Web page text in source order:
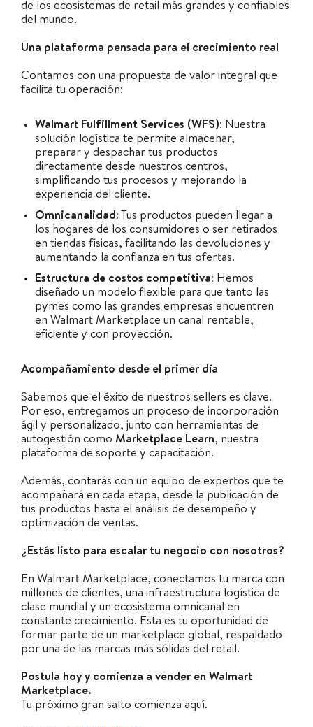
de los ecosistemas de retail más grandes y confiables
del mundo.
Una plataforma pensada para el crecimiento real
Contamos con una propuesta de valor integral que
facilita tu operación:
Walmart Fulfillment Services (WFS): Nuestra
solución logística te permite almacenar,
preparar y despachar tus productos
directamente desde nuestros centros,
simplificando tus procesos y mejorando la
experiencia del cliente.
Omnicanalidad: Tus productos pueden llegar a
los hogares de los consumidores o ser retirados
en tiendas físicas, facilitando las devoluciones y
aumentando la confianza en tus ofertas.
Estructura de costos competitiva: Hemos
diseñado un modelo flexible para que tanto las
pymes como las grandes empresas encuentren
en Walmart Marketplace un canal rentable,
eficiente y con proyección.
Acompañamiento desde el primer día
Sabemos que el éxito de nuestros sellers es clave.
Por eso, entregamos un proceso de incorporación
ágil y personalizado, junto con herramientas de
autogestión como Marketplace Learn, nuestra
plataforma de soporte y capacitación.
Además, contarás con un equipo de expertos que te
acompañará en cada etapa, desde la publicación de
tus productos hasta el análisis de desempeño y
optimización de ventas.
¿Estás listo para escalar tu negocio con nosotros?
En Walmart Marketplace, conectamos tu marca con
millones de clientes, una infraestructura logística de
clase mundial y un ecosistema omnicanal en
constante crecimiento. Esta es tu oportunidad de
formar parte de un marketplace global, respaldado
por una de las marcas más sólidas del retail.
Postula hoy y comienza a vender en Walmart
Marketplace.
Tu próximo gran salto comienza aquí.